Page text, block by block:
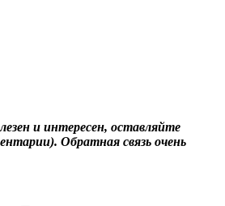
и интересен, оставляйте
Обратная связь очень